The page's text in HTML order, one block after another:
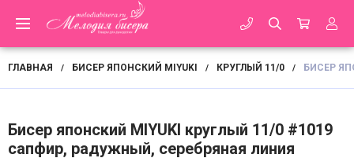
ГЛАВНАЯ / БИСЕР ЯПОНСКИЙ MIYUKI / КРУГЛЫЙ 11/0 / БИСЕР
Бисер японский MIYUKI круглый 11/0 #1019
сапфир, радужный, серебряная линия